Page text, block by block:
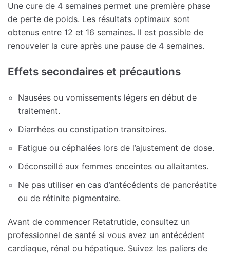
Une cure de 4 semaines permet une première phase
de perte de poids. Les résultats optimaux sont
obtenus entre 12 et 16 semaines. Il est possible de
renouveler la cure après une pause de 4 semaines.
Effets secondaires et précautions
Nausées ou vomissements légers en début de
traitement.
Diarrhées ou constipation transitoires.
Fatigue ou céphalées lors de l’ajustement de dose.
Déconseillé aux femmes enceintes ou allaitantes.
Ne pas utiliser en cas d’antécédents de pancréatite
ou de rétinite pigmentaire.
Avant de commencer Retatrutide, consultez un
professionnel de santé si vous avez un antécédent
cardiaque, rénal ou hépatique. Suivez les paliers de